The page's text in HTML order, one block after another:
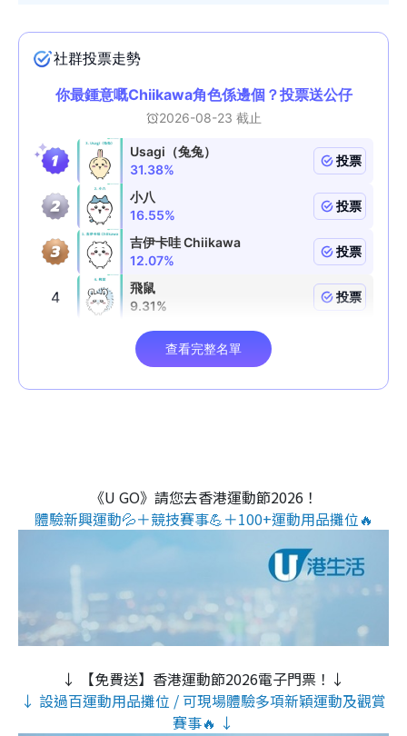
《U GO》請您去香港運動節2026！
體驗新興運動💦＋競技賽事💪＋100+運動用品攤位🔥
↓ 【免費送】香港運動節2026電子門票！↓
↓ 設過百運動用品攤位 / 可現場體驗多項新穎運動及觀賞
賽事🔥 ↓